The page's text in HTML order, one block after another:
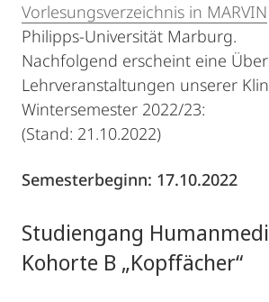
Vorlesungsverzeichnis in MARVIN
Philipps-Universität Marburg.
Nachfolgend erscheint eine
Lehrveranstaltungen unserer
Wintersemester 2022/23:
(Stand: 21.10.2022)
Semesterbeginn: 17.10.2022
Studiengang
Kohorte B „Kopffächer“